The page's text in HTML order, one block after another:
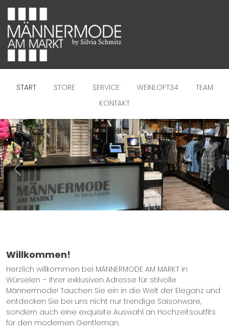
START STORE SERVICE WEINLOFT34
TEAM
KONTAKT
Previous Next
Willkommen!
Herzlich willkommen bei MÄNNERMODE AM MARKT in
Würselen – Ihrer exklusiven Adresse für stilvolle
Männermode! Tauchen Sie ein in die Welt der Eleganz und
entdecken Sie bei uns nicht nur trendige Saisonware,
sondern auch eine exquisite Auswahl an Hochzeitsoutfits
für den modernen Gentleman.